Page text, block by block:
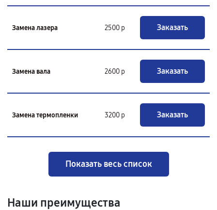
Замена лазера 2500 р Заказать
Замена вала 2600 р Заказать
Замена термопленки 3200 р Заказать
Показать весь список
Наши преимущества